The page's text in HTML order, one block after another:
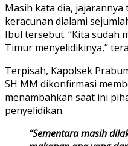
Masih kata dia,
keracunan dialami
Ibul tersebut. “Kita sudah
Timur menyelidikinya,”
Terpisah, Kapolsek
SH MM dikonfirmasi
menambahkan saat ini
penyelidikan.
“Sementara masih